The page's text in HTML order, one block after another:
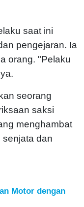
saat ini
pengejaran. Ia
orang. "Pelaku
seorang
saksi
menghambat
dan
Motor dengan